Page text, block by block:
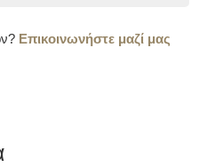
Επικοινωνήστε μαζί μας